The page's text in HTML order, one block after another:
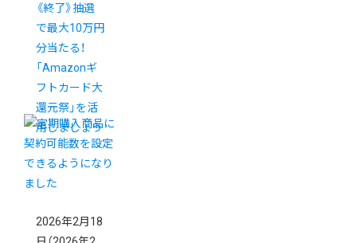
《終了》抽選
で最大10万円
分当たる！
「Amazonギ
フトカード大
還元祭」を活
用しましょう
2026年2月18